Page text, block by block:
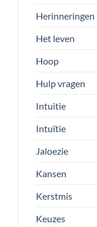
Herinneringen
Het leven
Hoop
Hulp vragen
Intuitie
Intuïtie
Jaloezie
Kansen
Kerstmis
Keuzes